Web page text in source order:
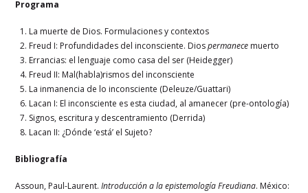
Programa
La muerte de Dios. Formulaciones y contextos
Freud I: Profundidades del inconsciente. Diospermanece muerto
Errancias: el lenguaje como casa del ser (Heidegger)
Freud II: Mal(habla)rismos del inconsciente
La inmanencia de lo inconsciente (Deleuze/Guattari)
Lacan I: El inconsciente es esta ciudad, al amanecer (pre-ontología)
Signos, escritura y descentramiento (Derrida)
Lacan II: ¿Dónde ‘está’ el Sujeto?
Bibliografía
Assoun, Paul-Laurent.Introducción a la epistemología Freudiana. México: